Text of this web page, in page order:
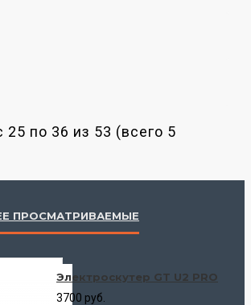
25 по 36 из 53 (всего 5
ПРОСМАТРИВАЕМЫЕ
Электроскутер GT U2 PRO
3700 руб.